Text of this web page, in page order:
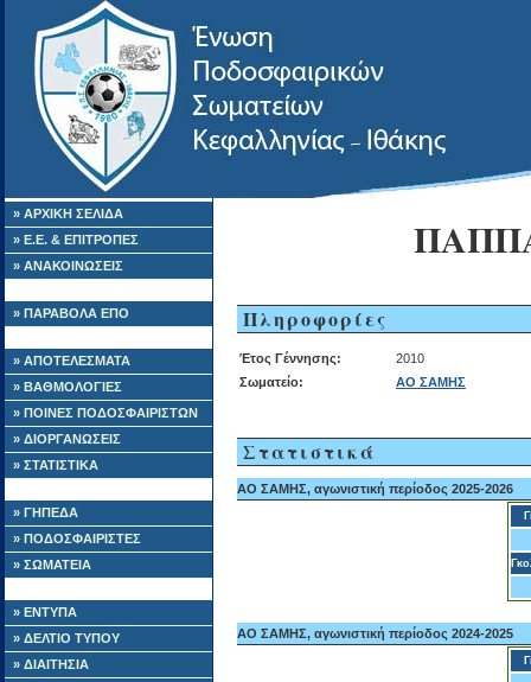
» ΑΡΧΙΚΗ ΣΕΛΙΔΑ
» Ε.Ε. & ΕΠΙΤΡΟΠΕΣ
» ΑΝΑΚΟΙΝΩΣΕΙΣ
» ΠΑΡΑΒΟΛΑ ΕΠΟ
» ΑΠΟΤΕΛΕΣΜΑΤΑ
» ΒΑΘΜΟΛΟΓΙΕΣ
» ΠΟΙΝΕΣ ΠΟΔΟΣΦΑΙΡΙΣΤΩΝ
» ΔΙΟΡΓΑΝΩΣΕΙΣ
» ΣΤΑΤΙΣΤΙΚΑ
» ΓΗΠΕΔΑ
» ΠΟΔΟΣΦΑΙΡΙΣΤΕΣ
» ΣΩΜΑΤΕΙΑ
» ΕΝΤΥΠΑ
» ΔΕΛΤΙΟ ΤΥΠΟΥ
» ΔΙΑΙΤΗΣΙΑ
Πληροφορίες
Έτος Γέννησης:
2010
Σωματείο:
ΑΟ ΣΑΜΗΣ
Στατιστικά
ΑΟ ΣΑΜΗΣ, αγωνιστική περίοδος 2025-2026
ΑΟ ΣΑΜΗΣ, αγωνιστική περίοδος 2024-2025